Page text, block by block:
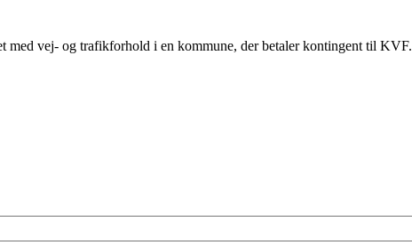
med vej- og trafikforhold i en kommune, der betaler kontingent til KVF.